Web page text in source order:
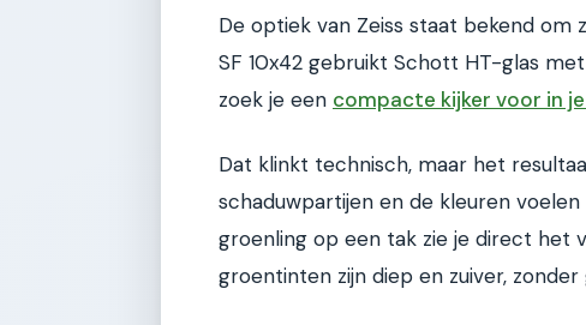
De optiek van Zeiss staat bekend om
SF 10x42 gebruikt Schott HT-glas
zoek je een compacte kijker voor in
Dat klinkt technisch, maar het
schaduwpartijen en de kleuren
groenling op een tak zie je direct het
groentinten zijn diep en zuiver, zonder